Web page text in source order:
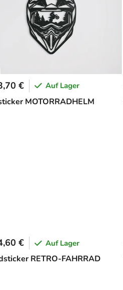
MOTORRADHELM
€ Auf Lager
RETRO-FAHRRAD
€ Auf Lager